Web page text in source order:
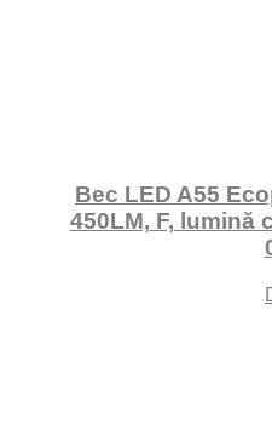
Bec LED A55
450LM, F, lumină